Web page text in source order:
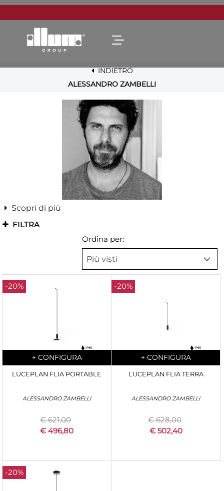
Open menu
INDIETRO
ALESSANDRO ZAMBELLI
Scopri di più
FILTRA
Ordina per:
-20%
Quantity
+ CONFIGURA
LUCEPLAN FLIA PORTABLE
ALESSANDRO ZAMBELLI
€ 621,00
€ 496,80
-20%
Quantity
+ CONFIGURA
LUCEPLAN FLIA TERRA
ALESSANDRO ZAMBELLI
€ 628,00
€ 502,40
-20%